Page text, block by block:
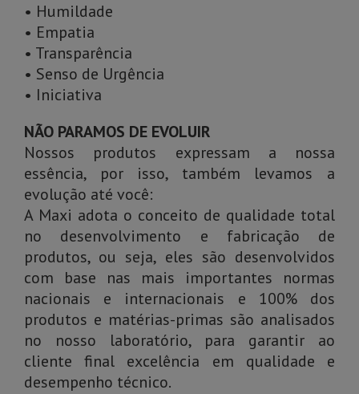
• Humildade
• Empatia
• Transparência
• Senso de Urgência
• Iniciativa
NÃO PARAMOS DE EVOLUIR
Nossos produtos expressam a nossa
essência, por isso, também levamos a
evolução até você:
A Maxi adota o conceito de qualidade total
no desenvolvimento e fabricação de
produtos, ou seja, eles são desenvolvidos
com base nas mais importantes normas
nacionais e internacionais e 100% dos
produtos e matérias-primas são analisados
no nosso laboratório, para garantir ao
cliente final excelência em qualidade e
desempenho técnico.